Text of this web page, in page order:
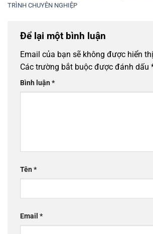
TRÌNH CHUYÊN NGHIỆP
Để lại một bình luận
Email của bạn sẽ không được hiển
Các trường bắt buộc được đánh dấu
Bình luận *
Tên *
Email *